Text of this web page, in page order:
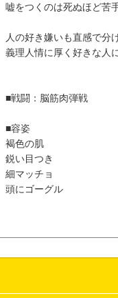
嘘をつくのは死ぬほど苦手
人の好き嫌いも直感で分
義理人情に厚く好きな人
■戦闘：脳筋肉弾戦
■容姿
褐色の肌
鋭い目つき
細マッチョ
頭にゴーグル